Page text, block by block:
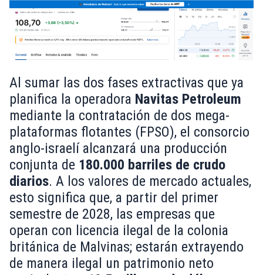
Al sumar las dos fases extractivas que ya
planifica la operadora Navitas Petroleum
mediante la contratación de dos mega-
plataformas flotantes (FPSO), el consorcio
anglo-israelí alcanzará una producción
conjunta de 180.000 barriles de crudo
diarios. A los valores de mercado actuales,
esto significa que, a partir del primer
semestre de 2028, las empresas que
operan con licencia ilegal de la colonia
británica de Malvinas; estarán extrayendo
de manera ilegal un patrimonio neto